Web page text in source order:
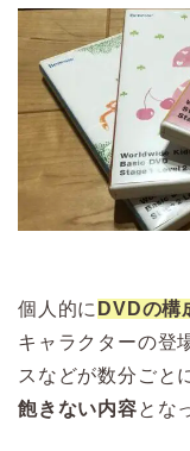
個人的に DVDの構
キャラクターの登
スなどが数分ごと
飽きない内容とな